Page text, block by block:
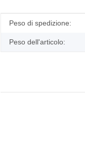
Caratteristica prodotto
Valore
Peso di spedizione:
Peso dell'articolo: